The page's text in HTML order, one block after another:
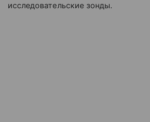
исследовательские зонды.